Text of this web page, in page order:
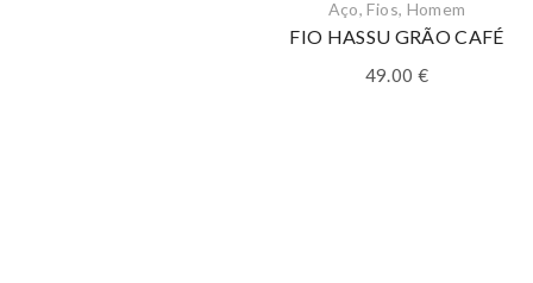
Aço,Fios, Homem
FIO HASSU GRÃO CAFÉ
49.00 €